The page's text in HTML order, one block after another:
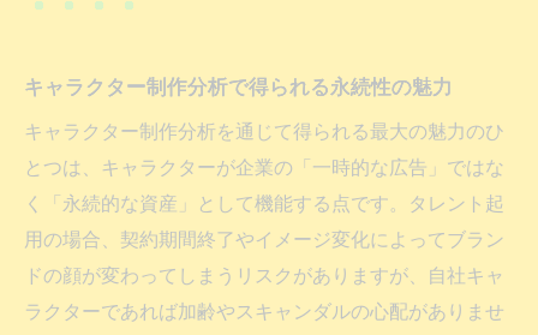
キャラクター制作分析で得られる永続性の魅力
キャラクター制作分析を通じて得られる最大の魅力のひ
とつは、キャラクターが企業の「一時的な広告」ではな
く「永続的な資産」として機能する点です。タレント起
用の場合、契約期間終了やイメージ変化によってブラン
ドの顔が変わってしまうリスクがありますが、自社キャ
ラクターであれば加齢やスキャンダルの心配がありませ